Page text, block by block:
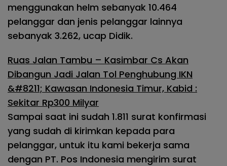
menggunakan helm sebanyak 10.464
pelanggar dan jenis pelanggar lainnya
sebanyak 3.262, ucap Didik.
Ruas Jalan Tambu – Kasimbar Cs Akan
Dibangun Jadi Jalan Tol Penghubung IKN
&#8211; Kawasan Indonesia Timur, Kabid :
Sekitar Rp300 Milyar
Sampai saat ini sudah 1.811 surat konfirmasi
yang sudah di kirimkan kepada para
pelanggar, untuk itu kami bekerja sama
dengan PT. Pos Indonesia mengirim surat